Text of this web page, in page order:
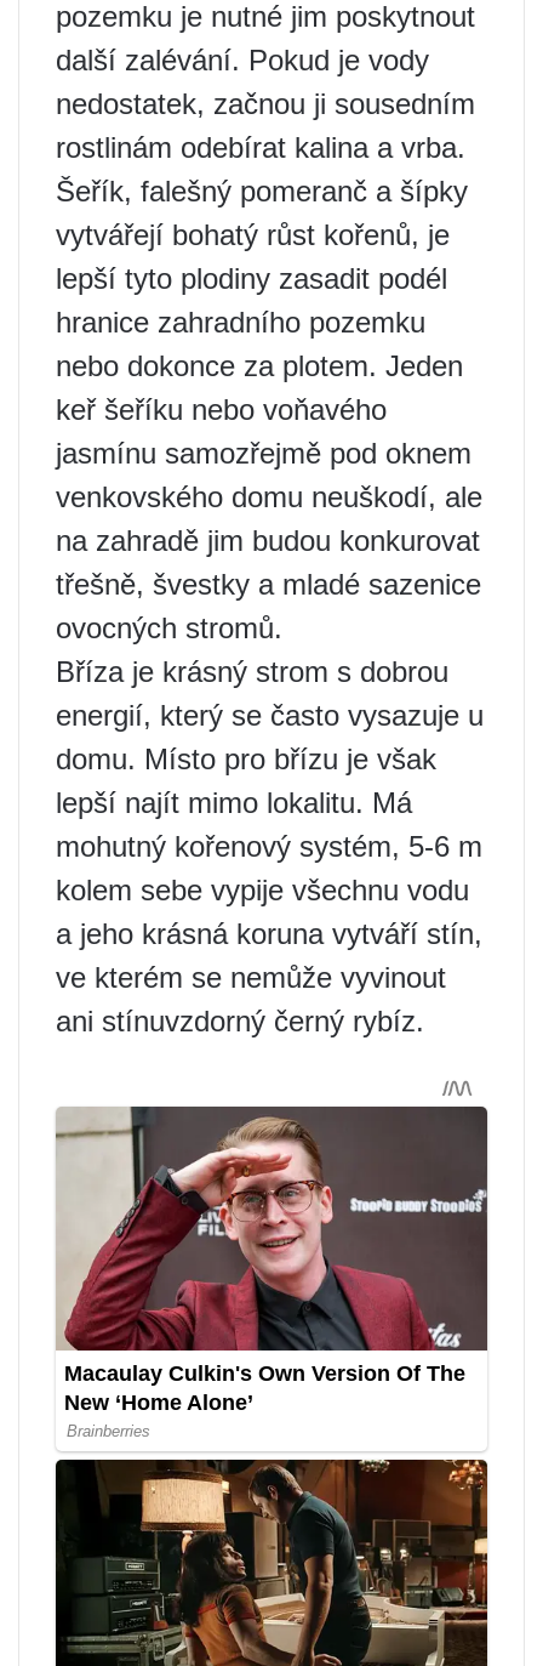
pozemku je nutné jim poskytnout
další zalévání. Pokud je vody
nedostatek, začnou ji sousedním
rostlinám odebírat kalina a vrba.
Šeřík, falešný pomeranč a šípky
vytvářejí bohatý růst kořenů, je
lepší tyto plodiny zasadit podél
hranice zahradního pozemku
nebo dokonce za plotem. Jeden
keř šeříku nebo voňavého
jasmínu samozřejmě pod oknem
venkovského domu neuškodí, ale
na zahradě jim budou konkurovat
třešně, švestky a mladé sazenice
ovocných stromů.
Bříza je krásný strom s dobrou
energií, který se často vysazuje u
domu. Místo pro břízu je však
lepší najít mimo lokalitu. Má
mohutný kořenový systém, 5-6 m
kolem sebe vypije všechnu vodu
a jeho krásná koruna vytváří stín,
ve kterém se nemůže vyvinout
ani stínuvzdorný černý rybíz.